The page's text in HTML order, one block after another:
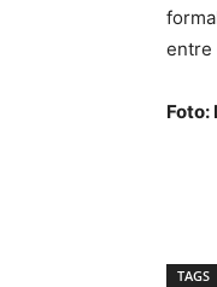
entre
TAGS